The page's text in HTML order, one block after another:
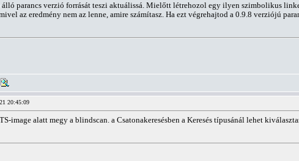
álló parancs verzió forrását teszi aktuálissá. Mielőtt létrehozol egy ilyen szimbolikus
az eredmény nem az lenne, amire számítasz. Ha ezt végrehajtod a 0.9.8 verziójú
20:45:09
image alatt megy a blindscan. a Csatonakeresésben a Keresés típusánál lehet